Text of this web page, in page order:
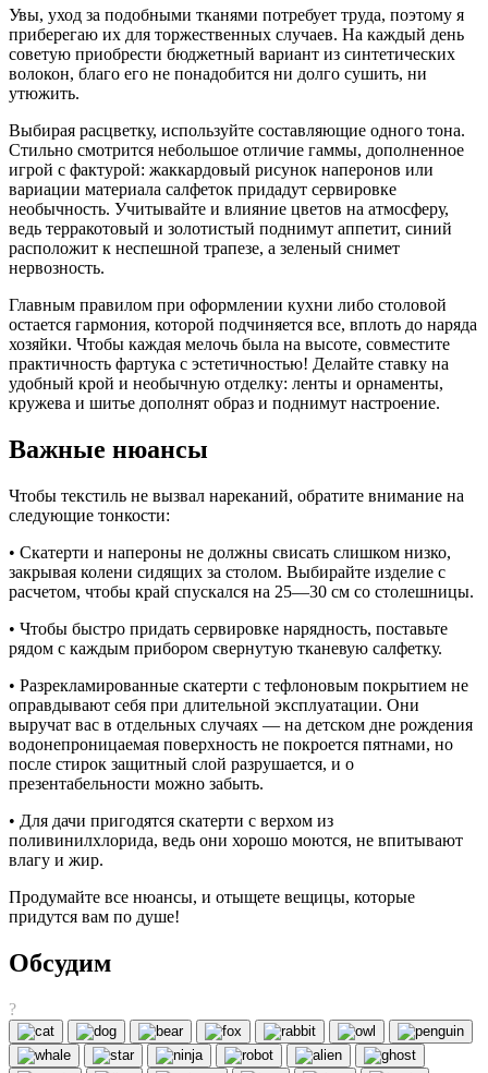
Увы, уход за подобными тканями потребует труда, поэтому я
приберегаю их для торжественных случаев. На каждый день
советую приобрести бюджетный вариант из синтетических
волокон, благо его не понадобится ни долго сушить, ни
утюжить.
Выбирая расцветку, используйте составляющие одного тона.
Стильно смотрится небольшое отличие гаммы, дополненное
игрой с фактурой: жаккардовый рисунок наперонов или
вариации материала салфеток придадут сервировке
необычность. Учитывайте и влияние цветов на атмосферу,
ведь терракотовый и золотистый поднимут аппетит, синий
расположит к неспешной трапезе, а зеленый снимет
нервозность.
Главным правилом при оформлении кухни либо столовой
остается гармония, которой подчиняется все, вплоть до наряда
хозяйки. Чтобы каждая мелочь была на высоте, совместите
практичность фартука с эстетичностью! Делайте ставку на
удобный крой и необычную отделку: ленты и орнаменты,
кружева и шитье дополнят образ и поднимут настроение.
Важные нюансы
Чтобы текстиль не вызвал нареканий, обратите внимание на
следующие тонкости:
• Скатерти и напероны не должны свисать слишком низко,
закрывая колени сидящих за столом. Выбирайте изделие с
расчетом, чтобы край спускался на 25—30 см со столешницы.
• Чтобы быстро придать сервировке нарядность, поставьте
рядом с каждым прибором свернутую тканевую салфетку.
• Разрекламированные скатерти с тефлоновым покрытием не
оправдывают себя при длительной эксплуатации. Они
выручат вас в отдельных случаях — на детском дне рождения
водонепроницаемая поверхность не покроется пятнами, но
после стирок защитный слой разрушается, и о
презентабельности можно забыть.
• Для дачи пригодятся скатерти с верхом из
поливинилхлорида, ведь они хорошо моются, не впитывают
влагу и жир.
Продумайте все нюансы, и отыщете вещицы, которые
придутся вам по душе!
Обсудим
?